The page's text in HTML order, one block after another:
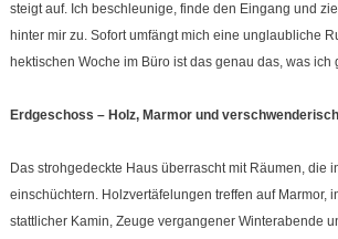
steigt auf. Ich beschleunige, finde den Eingang und
hinter mir zu. Sofort umfängt mich eine unglaubliche
hektischen Woche im Büro ist das genau das, was ich
Erdgeschoss – Holz, Marmor und
Das strohgedeckte Haus überrascht mit Räumen, die
einschüchtern. Holzvertäfelungen treffen auf Marmor,
stattlicher Kamin, Zeuge vergangener Winterabende